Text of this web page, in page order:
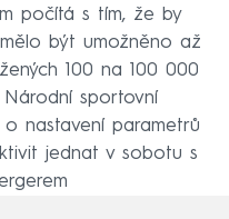
počítá s tím, že by
být umožněno až
100 na 100 000
sportovní
nastavení parametrů
jednat v sobotu s